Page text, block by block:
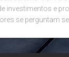
investimentos e
se perguntam